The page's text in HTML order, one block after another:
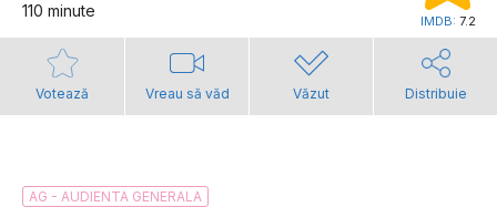
110 minute
IMDB: 7.2
Votează Vreau să văd Văzut Distribuie
AG - AUDIENTA GENERALA